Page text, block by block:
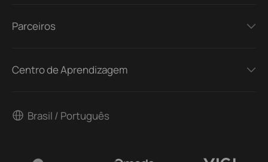
Parceiros
Centro de Aprendizagem
Brasil / Português